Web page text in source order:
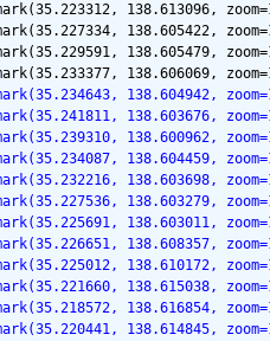
138.613096,
138.605422,
138.605479,
138.604942,
138.603676,
138.600962,
138.604459,
138.603698,
138.603279,
138.603011,
138.608357,
138.610172,
138.615038,
138.616854,
138.614845,